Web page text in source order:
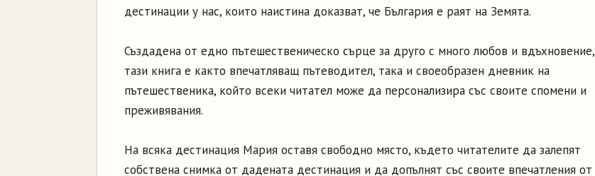
дестинации у нас, които наистина доказват, че България е раят на Земята.
Създадена от едно пътешественическо сърце за друго с много любов и вдъхновение,
тази книга е както впечатляващ пътеводител, така и своеобразен дневник на
пътешественика, който всеки читател може да персонализира със своите спомени и
преживявания.
На всяка дестинация Мария оставя свободно място, където читателите да залепят
собствена снимка от дадената дестинация и да допълнят със своите впечатления от